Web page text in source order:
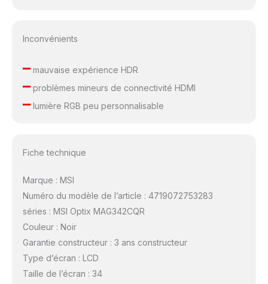
Inconvénients
–mauvaise expérience HDR
–problèmes mineurs de connectivité HDMI
–lumière RGB peu personnalisable
Fiche technique
Marque : MSI
Numéro du modèle de l’article : 4719072753283
séries : MSI Optix MAG342CQR
Couleur : Noir
Garantie constructeur : 3 ans constructeur
Type d’écran : LCD
Taille de l’écran : 34